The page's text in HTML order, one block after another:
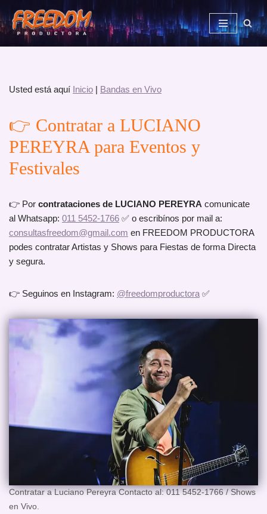
Saltar
al
Usted está aquí Inicio | Bandas en Vivo
👉 Contratar a LUCIANO
PEREYRA para Eventos y
Festivales
👉 Por contrataciones de LUCIANO PEREYRA comunicate
al Whatsapp: 011 5452-1766 ✅ o escribínos por mail a:
consultasfreedom@gmail.com en FREEDOM PRODUCTORA
podes contratar Artistas y Shows para Fiestas de forma Directa
y segura.
👉 Seguinos en Instagram: @freedomproductora ✅
Contratar a Luciano Pereyra Contacto al: 011 5452-1766 / Shows
en Vivo.